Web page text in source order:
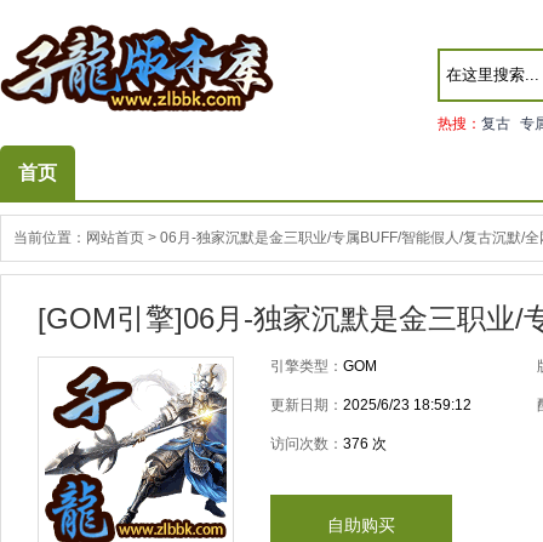
热搜： 复古 专
首页
当前位置： 网站首页 > 06月-独家沉默是金三职业/专属BUFF/智能假人/复古沉默/
[GOM引擎]06月-独家沉默是金三职业/
引擎类型： GOM
更新日期： 2025/6/23 18:59:12
访问次数： 376 次
自助购买